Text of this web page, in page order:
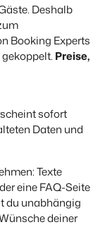
Deshalb
Booking Experts
Preise,
sofort
Daten und
Texte
eine FAQ-Seite
du unabhängig
deiner